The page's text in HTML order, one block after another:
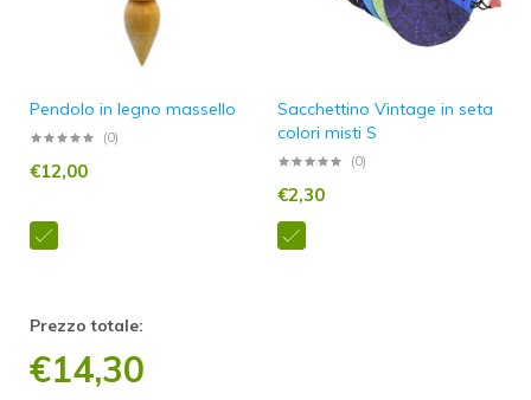
Pendolo in legno massello
(0)
€12,00
Sacchettino Vintage in seta
colori misti S
(0)
€2,30
Prezzo totale:
€14,30